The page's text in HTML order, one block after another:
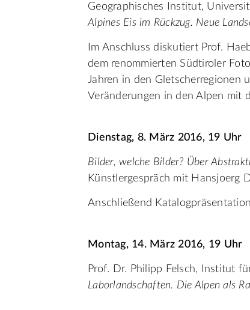
Geographisches Institut,
Alpines Eis im Rückzug. Neue
Im Anschluss diskutiert Prof.
dem renommierten Südtiroler
Jahren in den Gletscherregionen
Veränderungen in den Alpen mit
Dienstag, 8. März 2016, 19 Uhr
Bilder, welche Bilder? Über
Künstlergespräch mit Hansjoerg
Anschließend
Montag, 14. März 2016, 19 Uhr
Prof. Dr. Philipp Felsch, Institut
Laborlandschaften. Die Alpen als